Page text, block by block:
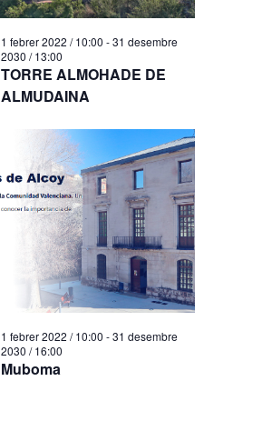
TORRE ALMOHADE DE
ALMUDAINA
1 febrer 2022 / 10:00 -31 desembre
2030 / 13:00
Muboma
1 febrer 2022 / 10:00 -31 desembre
2030 / 16:00